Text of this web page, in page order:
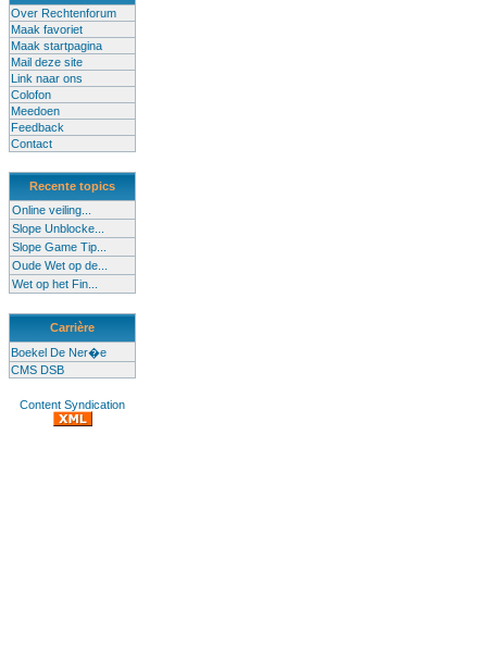
Over Rechtenforum
Maak favoriet
Maak startpagina
Mail deze site
Link naar ons
Colofon
Meedoen
Feedback
Contact
Recente topics
Online veiling...
Slope Unblocke...
Slope Game Tip...
Oude Wet op de...
Wet op het Fin...
Carrière
Boekel De Ner�e
CMS DSB
Content Syndication